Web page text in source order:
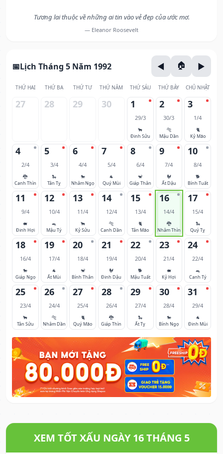
Tương lai thuộc về những ai tin vào vẻ đẹp của ước mơ.
— Eleanor Roosevelt
Lịch Tháng 5 Năm 1992
THỨ HAI THỨ BA THỨ TƯ THỨ NĂM THỨ SÁU THỨ BẢY CHỦ NHẬT
27 28 29 30 1
29/3
🐂
Đinh Sửu
2
30/3
🐅
Mậu Dần
3
1/4
🐈
Kỷ Mão
4
2/4
🐉
Canh Thìn
5
3/4
🐍
Tân Tỵ
6
4/4
🐎
Nhâm Ngọ
7
5/4
🐐
Quý Mùi
8
6/4
🐒
Giáp Thân
9
7/4
🐓
Ất Dậu
10
8/4
🐕
Bính Tuất
11
9/4
🐖
Đinh Hợi
12
10/4
🐀
Mậu Tý
13
11/4
🐂
Kỷ Sửu
14
12/4
🐅
Canh Dần
15
13/4
🐈
Tân Mão
16
14/4
🐉
Nhâm Thìn
17
15/4
🐍
Quý Tỵ
18
16/4
🐎
Giáp Ngọ
19
17/4
🐐
Ất Mùi
20
18/4
🐒
Bính Thân
21
19/4
🐓
Đinh Dậu
22
20/4
🐕
Mậu Tuất
23
21/4
🐖
Kỷ Hợi
24
22/4
🐀
Canh Tý
25
23/4
🐂
Tân Sửu
26
24/4
🐅
Nhâm Dần
27
25/4
🐈
Quý Mão
28
26/4
🐉
Giáp Thìn
29
27/4
🐍
Ất Tỵ
30
28/4
🐎
Bính Ngọ
31
29/4
🐐
Đinh Mùi
XEM TỐT XẤU NGÀY 16 THÁNG 5